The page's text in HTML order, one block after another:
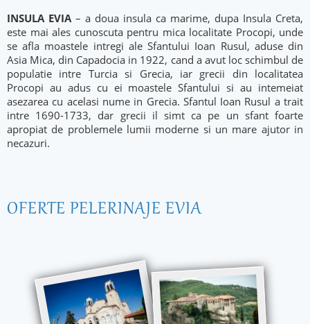
INSULA EVIA– a doua insula ca marime, dupa Insula Creta,
este mai ales cunoscuta pentru mica localitate Procopi, unde
se afla moastele intregi ale Sfantului Ioan Rusul, aduse din
Asia Mica, din Capadocia in 1922, cand a avut loc schimbul de
populatie intre Turcia si Grecia, iar grecii din localitatea
Procopi au adus cu ei moastele Sfantului si au intemeiat
asezarea cu acelasi nume in Grecia. Sfantul Ioan Rusul a trait
intre 1690-1733, dar grecii il simt ca pe un sfant foarte
apropiat de problemele lumii moderne si un mare ajutor in
necazuri.
OFERTE PELERINAJE EVIA